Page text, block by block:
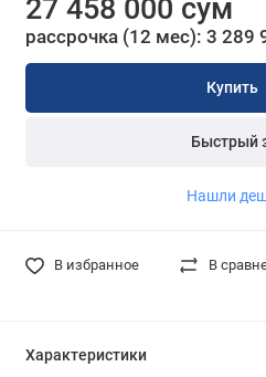
27 458 000 сум
рассрочка (12 мес): 3 289
Купить
Быстрый
Нашли
В избранное В
Характеристики